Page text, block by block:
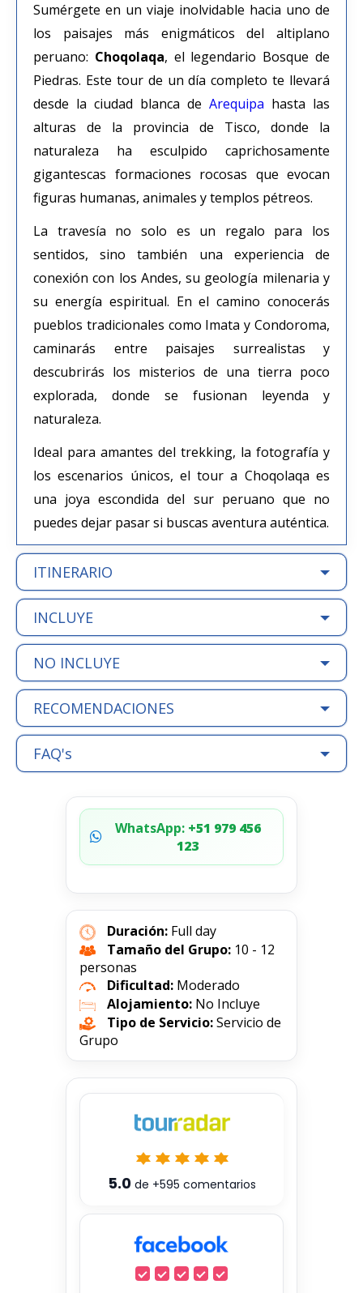
Sumérgete en un viaje inolvidable hacia uno de
los paisajes más enigmáticos del altiplano
peruano: Choqolaqa, el legendario Bosque de
Piedras. Este tour de un día completo te llevará
desde la ciudad blanca de Arequipa hasta las
alturas de la provincia de Tisco, donde la
naturaleza ha esculpido caprichosamente
gigantescas formaciones rocosas que evocan
figuras humanas, animales y templos pétreos.
La travesía no solo es un regalo para los
sentidos, sino también una experiencia de
conexión con los Andes, su geología milenaria y
su energía espiritual. En el camino conocerás
pueblos tradicionales como Imata y Condoroma,
caminarás entre paisajes surrealistas y
descubrirás los misterios de una tierra poco
explorada, donde se fusionan leyenda y
naturaleza.
Ideal para amantes del trekking, la fotografía y
los escenarios únicos, el tour a Choqolaqa es
una joya escondida del sur peruano que no
puedes dejar pasar si buscas aventura auténtica.
ITINERARIO
INCLUYE
NO INCLUYE
RECOMENDACIONES
FAQ's
WhatsApp:+51 979 456
123
Duración: Full day
Tamaño del Grupo: 10 - 12
personas
Dificultad: Moderado
Alojamiento: No Incluye
Tipo de Servicio:Servicio de
Grupo
5.0 de +595 comentarios